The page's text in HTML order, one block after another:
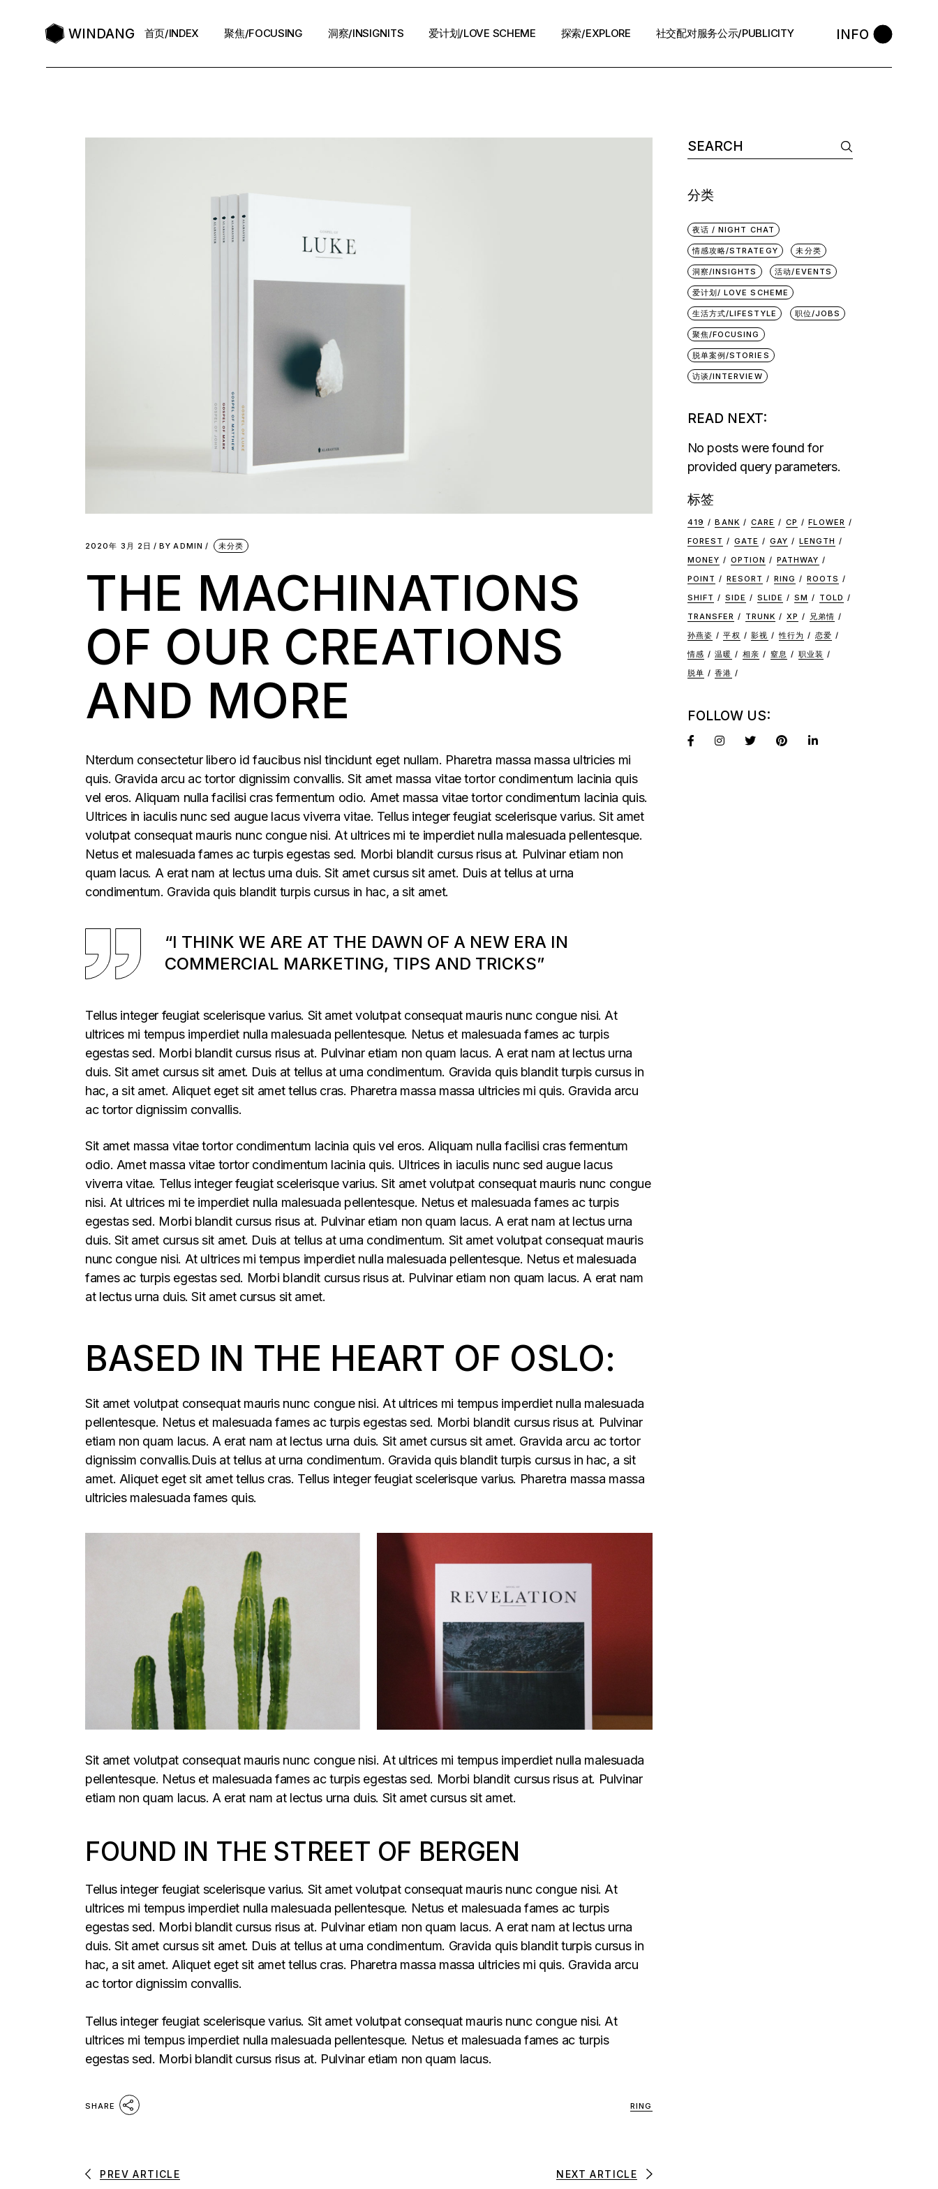
WINDANG 首页/INDEX 聚焦/FOCUSING 洞察/INSIGNITS 爱计划/LOVE SCHEME 探索/EXPLORE 社交配对服务公示/PUBLICITY
退款政策 / Refund Policy
执照资质 / Licence
中介条例 / Agency Policy
预约咨询 / Book
INFO
2020年 3月 2日 BY ADMIN 未分类
THE MACHINATIONS
OF OUR CREATIONS
AND MORE
Nterdum consectetur libero id faucibus nisl tincidunt eget nullam. Pharetra massa massa ultricies mi
quis. Gravida arcu ac tortor dignissim convallis. Sit amet massa vitae tortor condimentum lacinia quis
vel eros. Aliquam nulla facilisi cras fermentum odio. Amet massa vitae tortor condimentum lacinia quis.
Ultrices in iaculis nunc sed augue lacus viverra vitae. Tellus integer feugiat scelerisque varius. Sit amet
volutpat consequat mauris nunc congue nisi. At ultrices mi te imperdiet nulla malesuada pellentesque.
Netus et malesuada fames ac turpis egestas sed. Morbi blandit cursus risus at. Pulvinar etiam non
quam lacus. A erat nam at lectus urna duis. Sit amet cursus sit amet. Duis at tellus at urna
condimentum. Gravida quis blandit turpis cursus in hac, a sit amet.
“I THINK WE ARE AT THE DAWN OF A NEW ERA IN
COMMERCIAL MARKETING, TIPS AND TRICKS”
Tellus integer feugiat scelerisque varius. Sit amet volutpat consequat mauris nunc congue nisi. At
ultrices mi tempus imperdiet nulla malesuada pellentesque. Netus et malesuada fames ac turpis
egestas sed. Morbi blandit cursus risus at. Pulvinar etiam non quam lacus. A erat nam at lectus urna
duis. Sit amet cursus sit amet. Duis at tellus at urna condimentum. Gravida quis blandit turpis cursus in
hac, a sit amet. Aliquet eget sit amet tellus cras. Pharetra massa massa ultricies mi quis. Gravida arcu
ac tortor dignissim convallis.
Sit amet massa vitae tortor condimentum lacinia quis vel eros. Aliquam nulla facilisi cras fermentum
odio. Amet massa vitae tortor condimentum lacinia quis. Ultrices in iaculis nunc sed augue lacus
viverra vitae. Tellus integer feugiat scelerisque varius. Sit amet volutpat consequat mauris nunc congue
nisi. At ultrices mi te imperdiet nulla malesuada pellentesque. Netus et malesuada fames ac turpis
egestas sed. Morbi blandit cursus risus at. Pulvinar etiam non quam lacus. A erat nam at lectus urna
duis. Sit amet cursus sit amet. Duis at tellus at urna condimentum. Sit amet volutpat consequat mauris
nunc congue nisi. At ultrices mi tempus imperdiet nulla malesuada pellentesque. Netus et malesuada
fames ac turpis egestas sed. Morbi blandit cursus risus at. Pulvinar etiam non quam lacus. A erat nam
at lectus urna duis. Sit amet cursus sit amet.
BASED IN THE HEART OF OSLO:
Sit amet volutpat consequat mauris nunc congue nisi. At ultrices mi tempus imperdiet nulla malesuada
pellentesque. Netus et malesuada fames ac turpis egestas sed. Morbi blandit cursus risus at. Pulvinar
etiam non quam lacus. A erat nam at lectus urna duis. Sit amet cursus sit amet. Gravida arcu ac tortor
dignissim convallis.Duis at tellus at urna condimentum. Gravida quis blandit turpis cursus in hac, a sit
amet. Aliquet eget sit amet tellus cras. Tellus integer feugiat scelerisque varius. Pharetra massa massa
ultricies malesuada fames quis.
Sit amet volutpat consequat mauris nunc congue nisi. At ultrices mi tempus imperdiet nulla malesuada
pellentesque. Netus et malesuada fames ac turpis egestas sed. Morbi blandit cursus risus at. Pulvinar
etiam non quam lacus. A erat nam at lectus urna duis. Sit amet cursus sit amet.
FOUND IN THE STREET OF BERGEN
Tellus integer feugiat scelerisque varius. Sit amet volutpat consequat mauris nunc congue nisi. At
ultrices mi tempus imperdiet nulla malesuada pellentesque. Netus et malesuada fames ac turpis
egestas sed. Morbi blandit cursus risus at. Pulvinar etiam non quam lacus. A erat nam at lectus urna
duis. Sit amet cursus sit amet. Duis at tellus at urna condimentum. Gravida quis blandit turpis cursus in
hac, a sit amet. Aliquet eget sit amet tellus cras. Pharetra massa massa ultricies mi quis. Gravida arcu
ac tortor dignissim convallis.
Tellus integer feugiat scelerisque varius. Sit amet volutpat consequat mauris nunc congue nisi. At
ultrices mi tempus imperdiet nulla malesuada pellentesque. Netus et malesuada fames ac turpis
egestas sed. Morbi blandit cursus risus at. Pulvinar etiam non quam lacus.
SHARE RING
PREV ARTICLE NEXT ARTICLE
分类
夜话 / NIGHT CHAT
情感攻略/STRATEGY 未分类
洞察/INSIGHTS 活动/EVENTS
爱计划/ LOVE SCHEME
生活方式/LIFESTYLE 职位/JOBS
聚焦/FOCUSING
脱单案例/STORIES
访谈/INTERVIEW
READ NEXT:
No posts were found for
provided query parameters.
标签
419 BANK CARE CP
FLOWER
FOREST
GATE GAY
LENGTH
MONEY
OPTION
PATHWAY
POINT
RESORT RING
ROOTS
SHIFT
SIDE SLIDE SM
TOLD
TRANSFER
TRUNK XP
兄弟情
孙燕姿
平权 影视 性行为
恋爱
情感
温暖 相亲 窒息
职业装
脱单
香港
FOLLOW US: